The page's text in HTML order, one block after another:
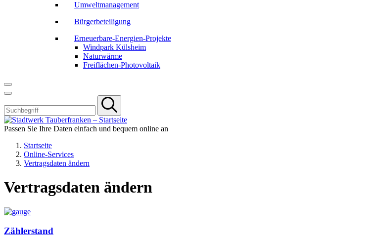
Umweltmanagement
Bürgerbeteiligung
Erneuerbare-Energien-Projekte
Windpark Külsheim
Naturwärme
Freiflächen-Photovoltaik
Passen Sie Ihre Daten einfach und bequem online an
Startseite
Online-Services
Vertragsdaten ändern
Vertragsdaten ändern
Zählerstand